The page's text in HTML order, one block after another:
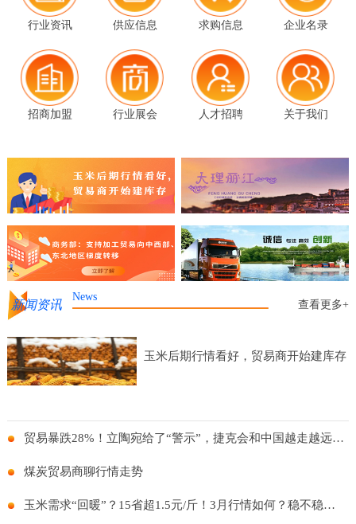
行业资讯 供应信息 求购信息 企业名录
招商加盟 行业展会 人才招聘 关于我们
新闻资讯
News
查看更多+
玉米后期行情看好，贸易商开始建库存
贸易暴跌28%！立陶宛给了“警示”，捷克会和中国越走越远么？
煤炭贸易商聊行情走势
玉米需求“回暖”？15省超1.5元/斤！3月行情如何？稳不稳得住？